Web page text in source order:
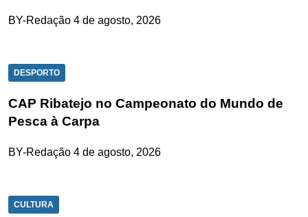
BY-Redação 4 de agosto, 2026
DESPORTO
CAP Ribatejo no Campeonato do Mundo de
Pesca à Carpa
BY-Redação 4 de agosto, 2026
CULTURA